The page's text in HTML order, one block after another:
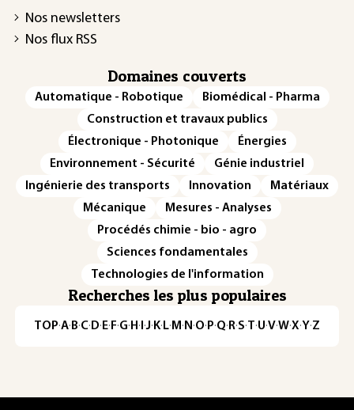
Nos newsletters
Nos flux RSS
Domaines couverts
Automatique - Robotique
Biomédical - Pharma
Construction et travaux publics
Électronique - Photonique
Énergies
Environnement - Sécurité
Génie industriel
Ingénierie des transports
Innovation
Matériaux
Mécanique
Mesures - Analyses
Procédés chimie - bio - agro
Sciences fondamentales
Technologies de l'information
Recherches les plus populaires
TOP·A·B·C· D· E· F·G· H · ·J· K· L· M · N ·O· P·Q· R·S·T·U·V·W·X·Y·Z